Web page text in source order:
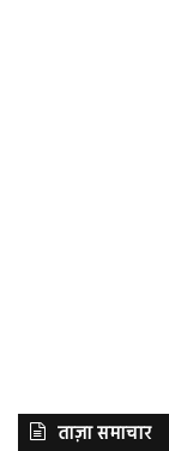
ताज़ा समाचार